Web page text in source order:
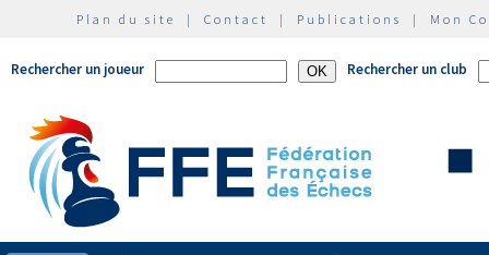
Plan du site | Contact | Publications | Mon
Rechercher un joueur Rechercher un club